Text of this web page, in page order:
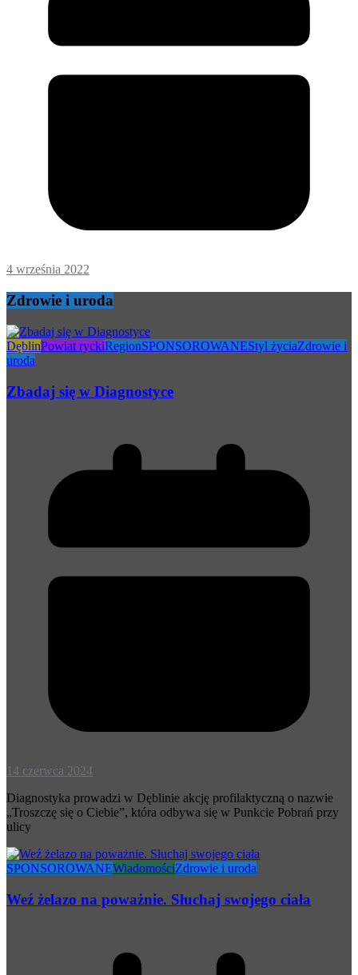
4 września 2022
Zdrowie i uroda
DęblinPowiat ryckiRegionSPONSOROWANEStyl życiaZdrowie i
uroda
Zbadaj się w Diagnostyce
14 czerwca 2024
Diagnostyka prowadzi w Dęblinie akcję profilaktyczną o nazwie
„Troszczę się o Ciebie”, która odbywa się w Punkcie Pobrań przy
ulicy
SPONSOROWANEWiadomościZdrowie i uroda
Weź żelazo na poważnie. Słuchaj swojego ciała